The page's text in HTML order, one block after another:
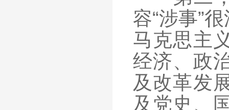
容“涉事”
马克思主
经济、政
及改革发
及党史、